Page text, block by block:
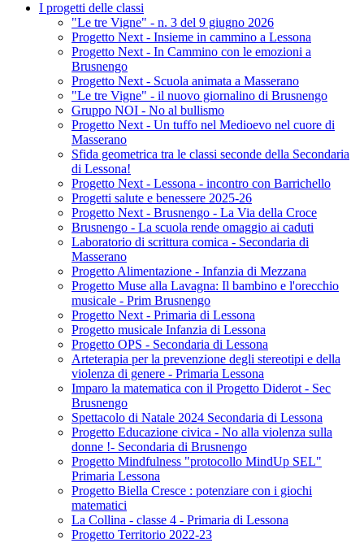
I progetti delle classi
"Le tre Vigne" - n. 3 del 9 giugno 2026
Progetto Next - Insieme in cammino a Lessona
Progetto Next - In Cammino con le emozioni a
Brusnengo
Progetto Next - Scuola animata a Masserano
"Le tre Vigne" - il nuovo giornalino di Brusnengo
Gruppo NOI - No al bullismo
Progetto Next - Un tuffo nel Medioevo nel cuore di
Masserano
Sfida geometrica tra le classi seconde della Secondaria
di Lessona!
Progetto Next - Lessona - incontro con Barrichello
Progetti salute e benessere 2025-26
Progetto Next - Brusnengo - La Via della Croce
Brusnengo - La scuola rende omaggio ai caduti
Laboratorio di scrittura comica - Secondaria di
Masserano
Progetto Alimentazione - Infanzia di Mezzana
Progetto Muse alla Lavagna: Il bambino e l'orecchio
musicale - Prim Brusnengo
Progetto Next - Primaria di Lessona
Progetto musicale Infanzia di Lessona
Progetto OPS - Secondaria di Lessona
Arteterapia per la prevenzione degli stereotipi e della
violenza di genere - Primaria Lessona
Imparo la matematica con il Progetto Diderot - Sec
Brusnengo
Spettacolo di Natale 2024 Secondaria di Lessona
Progetto Educazione civica - No alla violenza sulla
donne !- Secondaria di Brusnengo
Progetto Mindfulness "protocollo MindUp SEL"
Primaria Lessona
Progetto Biella Cresce : potenziare con i giochi
matematici
La Collina - classe 4 - Primaria di Lessona
Progetto Territorio 2022-23